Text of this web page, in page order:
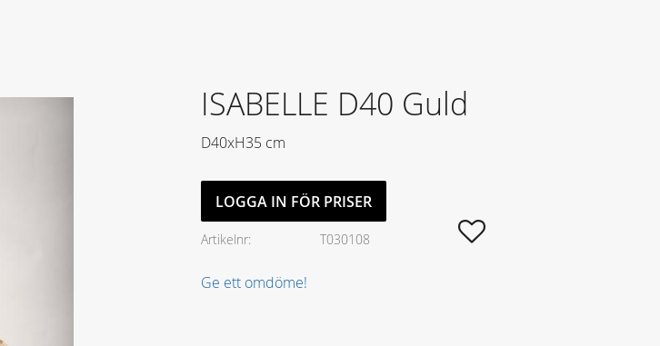
ISABELLE D40 Guld
D40xH35 cm
LOGGA IN FÖR PRISER
Lägg till i favoriter
Artikelnr T030108
Ge ett omdöme!